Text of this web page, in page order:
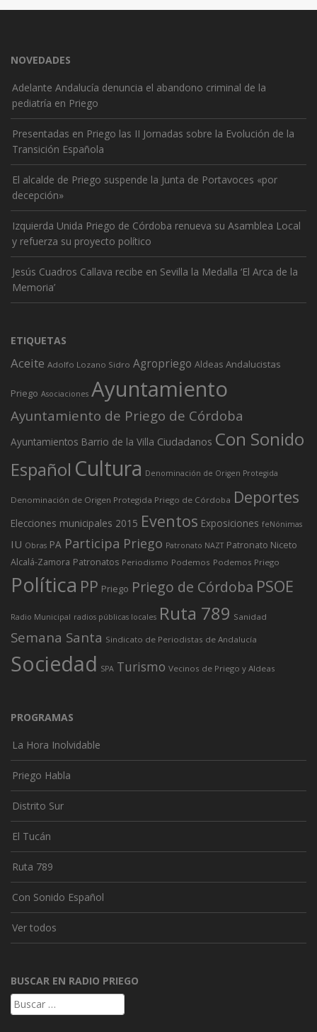
NOVEDADES
Adelante Andalucía denuncia el abandono criminal de la
pediatría en Priego
Presentadas en Priego las II Jornadas sobre la Evolución de la
Transición Española
El alcalde de Priego suspende la Junta de Portavoces «por
decepción»
Izquierda Unida Priego de Córdoba renueva su Asamblea Local
y refuerza su proyecto político
Jesús Cuadros Callava recibe en Sevilla la Medalla ‘El Arca de la
Memoria’
ETIQUETAS
Aceite Adolfo Lozano Sidro Agropriego Aldeas Andalucistas
Priego Asociaciones Ayuntamiento
Ayuntamiento de Priego de Córdoba
Ayuntamientos Barrio de la Villa Ciudadanos Con Sonido
Español Cultura Denominación de Origen Protegida
Denominación de Origen Protegida Priego de Córdoba Deportes
Elecciones municipales 2015 Eventos Exposiciones feNónimas
IU Obras PA Participa Priego Patronato NAZT Patronato Niceto
Alcalá-Zamora Patronatos Periodismo Podemos Podemos Priego
Política PP Priego Priego de Córdoba PSOE
Radio Municipal radios públicas locales Ruta 789 Sanidad
Semana Santa Sindicato de Periodistas de Andalucía
Sociedad SPA Turismo Vecinos de Priego y Aldeas
PROGRAMAS
La Hora Inolvidable
Priego Habla
Distrito Sur
El Tucán
Ruta 789
Con Sonido Español
Ver todos
BUSCAR EN RADIO PRIEGO
Buscar: